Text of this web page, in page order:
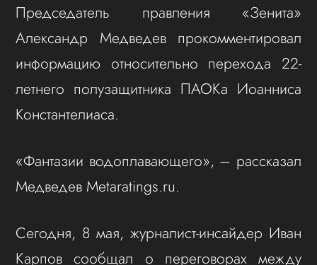
Председатель правления «Зенита»
Александр Медведев прокомментировал
информацию относительно перехода 22-
летнего полузащитника ПАОКа Иоанниса
Константелиаса.
«Фантазии водоплавающего», – рассказал
Медведев Metaratings.ru.
Сегодня, 8 мая, журналист-инсайдер Иван
Карпов сообщал о переговорах между